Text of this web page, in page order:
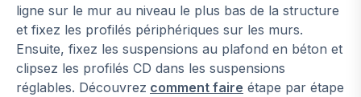
ligne sur le mur au niveau le plus bas de la structure
et fixez les profilés périphériques sur les murs.
Ensuite, fixez les suspensions au plafond en béton et
clipsez les profilés CD dans les suspensions
réglables. Découvrez comment faire étape par étape